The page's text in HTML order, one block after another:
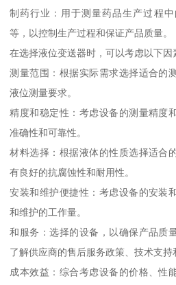
制药行业：用于测量药品生产过程
等，以控制生产过程和保证产品质量。
在选择液位变送器时，可以考虑以下因
测量范围：根据实际需求选择适合的
液位测量要求。
精度和稳定性：考虑设备的测量精度
准确性和可靠性。
材料选择：根据液体的性质选择适合
有良好的抗腐蚀性和耐用性。
安装和维护便捷性：考虑设备的安装
和维护的工作量。
和服务：选择的设备，以确保产品质
了解供应商的售后服务政策、技术支持
成本效益：综合考虑设备的价格、性